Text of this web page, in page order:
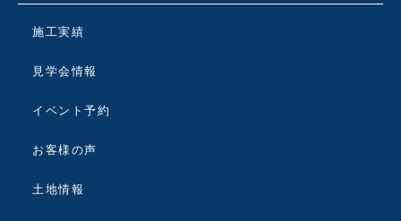
施工実績
見学会情報
イベント予約
お客様の声
土地情報